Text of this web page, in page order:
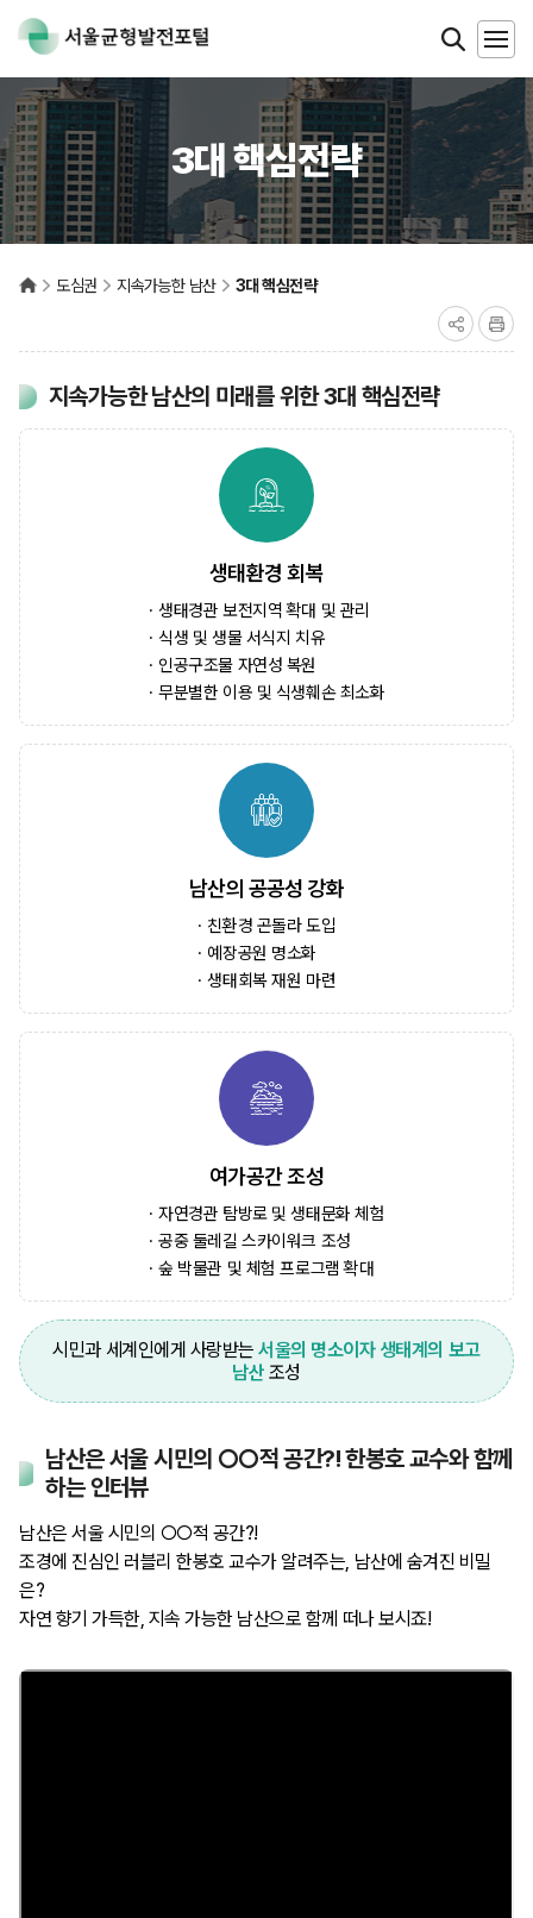
3대 핵심전략
도심권 지속가능한 남산 3대 핵심전략
지속가능한 남산의 미래를 위한 3대 핵심전략
생태환경 회복
생태경관 보전지역 확대 및 관리
식생 및 생물 서식지 치유
인공구조물 자연성 복원
무분별한 이용 및 식생훼손 최소화
남산의 공공성 강화
친환경 곤돌라 도입
예장공원 명소화
생태회복 재원 마련
여가공간 조성
자연경관 탐방로 및 생태문화 체험
공중 둘레길 스카이워크 조성
숲 박물관 및 체험 프로그램 확대
시민과 세계인에게 사랑받는서울의 명소이자 생태계의 보고
남산 조성
남산은 서울 시민의 ○○적 공간?! 한봉호 교수와 함께
하는 인터뷰
남산은 서울 시민의 ○○적 공간?!
조경에 진심인 러블리 한봉호 교수가 알려주는, 남산에 숨겨진 비밀
은?
자연 향기 가득한, 지속 가능한 남산으로 함께 떠나 보시죠!